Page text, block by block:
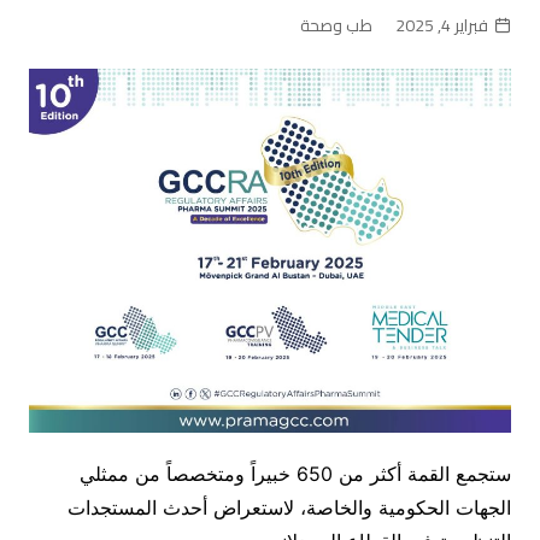
فبراير 4, 2025 طب وصحة
ستجمع القمة أكثر من 650 خبيراً ومتخصصاً من ممثلي
الجهات الحكومية والخاصة، لاستعراض أحدث المستجدات